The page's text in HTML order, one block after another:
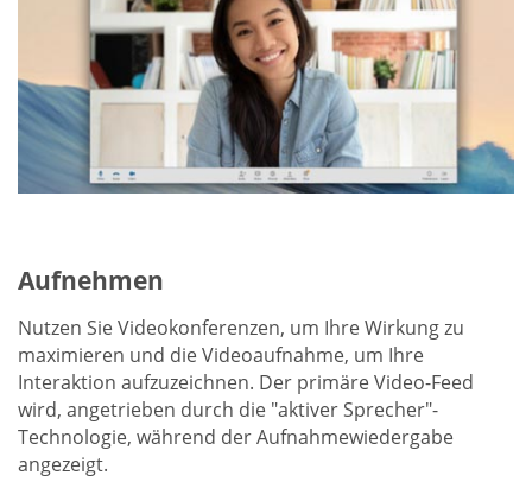
Aufnehmen
Nutzen Sie Videokonferenzen, um Ihre Wirkung zu
maximieren und die Videoaufnahme, um Ihre
Interaktion aufzuzeichnen. Der primäre Video-Feed
wird, angetrieben durch die "aktiver Sprecher"-
Technologie, während der Aufnahmewiedergabe
angezeigt.